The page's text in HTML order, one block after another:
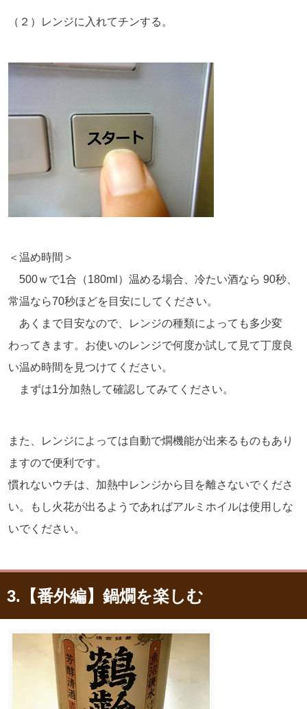
（２）レンジに入れてチンする。
＜温め時間＞
500ｗで1合（180ml）温める場合、冷たい酒なら 90秒、
常温なら70秒ほどを目安にしてください。
あくまで目安なので、レンジの種類によっても多少変
わってきます。お使いのレンジで何度か試して見て丁度良
い温め時間を見つけてください。
まずは1分加熱して確認してみてください。
また、レンジによっては自動で燗機能が出来るものもあり
ますので便利です。
慣れないウチは、加熱中レンジから目を離さないでくださ
い。もし火花が出るようであればアルミホイルは使用しな
いでください。
3.【番外編】鍋燗を楽しむ